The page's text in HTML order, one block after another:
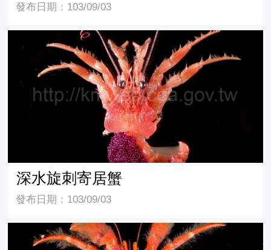
發布日期：103/09/03
深水旋刺寄居蟹
深水旋刺寄居蟹
發布日期：103/09/03
紅斑長眼寄居蟹